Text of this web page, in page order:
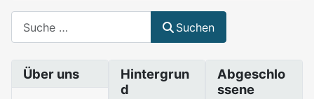
Suchen
Über uns
Hintergrun
d
Abgeschlo
ssene